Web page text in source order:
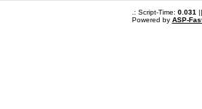
.: Script-Time: 0.031
Powered by ASP-